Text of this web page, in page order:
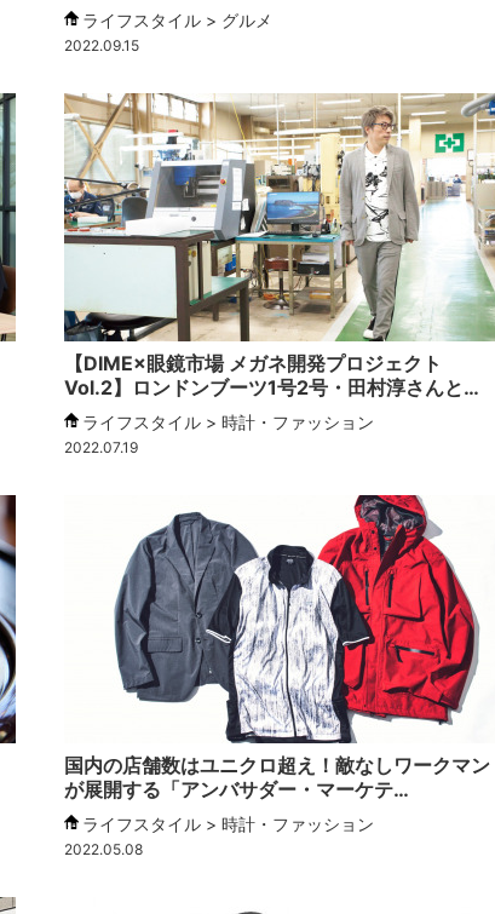
ライフスタイル > グルメ
2022.09.15
【DIME×眼鏡市場 メガネ開発プロジェクト
Vol.2】ロンドンブーツ1号2号・田村淳さんと…
ライフスタイル > 時計・ファッション
2022.07.19
国内の店舗数はユニクロ超え！敵なしワークマン
が展開する「アンバサダー・マーケテ…
ライフスタイル > 時計・ファッション
2022.05.08